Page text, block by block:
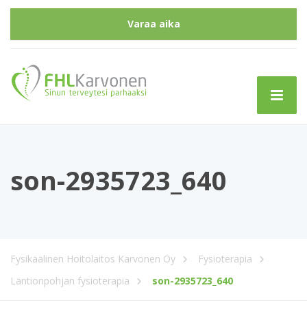
Varaa aika
son-2935723_640
Fysikaalinen Hoitolaitos Karvonen Oy
Fysioterapia
Lantionpohjan fysioterapia
son-2935723_640